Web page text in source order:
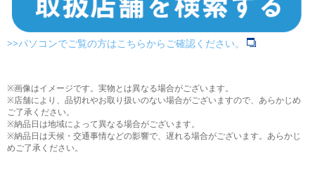
>>パソコンでご覧の方はこちらからご確認ください。
※画像はイメージです。実物とは異なる場合がございます。
※店舗により、品切れやお取り扱いのない場合がございますので、あらかじめ
ご了承ください。
※納品日は地域によって異なる場合がございます。
※納品日は天候・交通事情などの影響で、遅れる場合がございます。あらかじ
めご了承ください。